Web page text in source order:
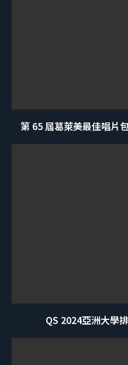
第 65 屆葛萊美最佳唱片
QS 2024亞洲大學